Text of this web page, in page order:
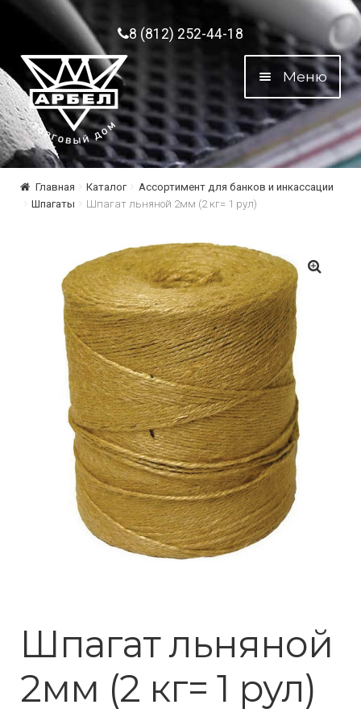
Перейти к навигации
Перейти к содержимому8 (812) 252-44-18
Меню
Главная Каталог
Ассортимент для банков и инкассации
Шпагаты
Шпагат льняной 2мм (2 кг= 1 рул)
Шпагат льняной
2мм (2 кг= 1 рул)